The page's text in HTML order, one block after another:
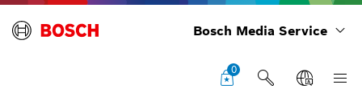
Bosch Media Service
0